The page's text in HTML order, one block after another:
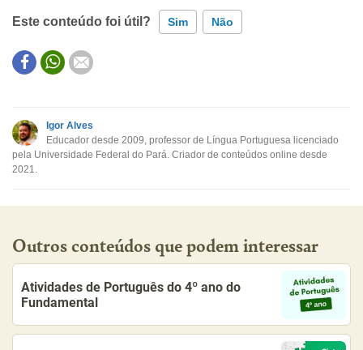
Este conteúdo foi útil? Sim Não
Este conteúdo não tem a informação que procuro
Outro
Igor Alves
Educador desde 2009, professor de Língua Portuguesa licenciado
pela Universidade Federal do Pará. Criador de conteúdos online desde
2021.
Outros conteúdos que podem interessar
Atividades de Português do 4º ano do
Fundamental